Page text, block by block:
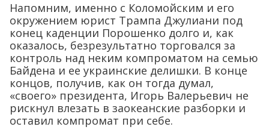
Напомним, именно с Коломойским и его
окружением юрист Трампа Джулиани под
конец каденции Порошенко долго и, как
оказалось, безрезультатно торговался за
контроль над неким компроматом на семью
Байдена и ее украинские делишки. В конце
концов, получив, как он тогда думал,
«своего» президента, Игорь Валерьевич не
рискнул влезать в заокеанские разборки и
оставил компромат при себе.